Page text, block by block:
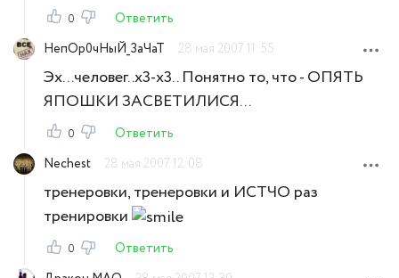
0
Ответить
НепОр0чНыЙ_ЗаЧаТ
28 мая 2007 11:55
Эх...человег..х3-х3.. Понятно то, что - ОПЯТЬ
ЯПОШКИ ЗАСВЕТИЛИСЯ...
0
Ответить
Nechest
28 мая 2007 12:08
тренеровки, тренеровки и ИСТЧО раз
тренировки
0
Ответить